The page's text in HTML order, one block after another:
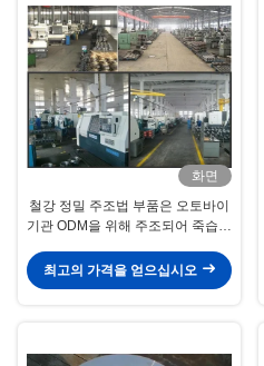
화면
철강 정밀 주조법 부품은 오토바이
기관 ODM을 위해 주조되어 죽습니
최고의 가격을 얻으십시오